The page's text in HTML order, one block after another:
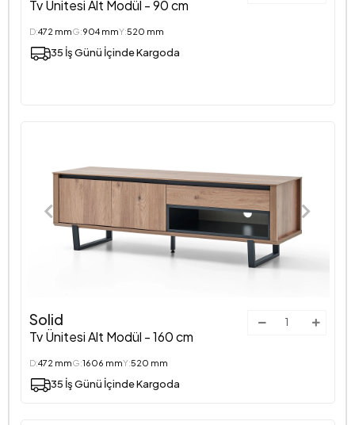
Tv Ünitesi Alt Modül - 90 cm
D:472 mmG:904 mmY:520 mm
35 İş Günü İçinde Kargoda
Solid
Tv Ünitesi Alt Modül - 160 cm
D:472 mmG:1606 mmY:520 mm
35 İş Günü İçinde Kargoda